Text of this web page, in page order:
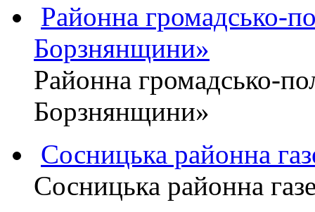
Районна громадсько-
Борзнянщини»
Районна громадсько-
Борзнянщини»
Сосницька районна
Сосницька районна